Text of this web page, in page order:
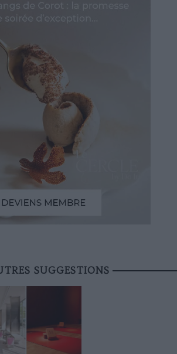
SUGGESTIONS